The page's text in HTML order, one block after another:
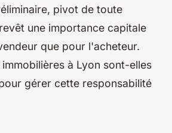
pivot de toute
une importance capitale
que pour l'acheteur.
à Lyon sont-elles
gérer cette responsabilité